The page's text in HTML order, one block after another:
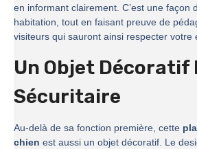
en informant clairement. C’est une façon
habitation, tout en faisant preuve de
visiteurs qui sauront ainsi respecter votre
Un Objet Décoratif
Sécuritaire
Au-delà de sa fonction première, cette
chien est aussi un objet décoratif. Le